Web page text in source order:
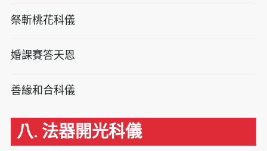
祭斬桃花科儀
婚課賽答天恩
善緣和合科儀
八. 法器開光科儀